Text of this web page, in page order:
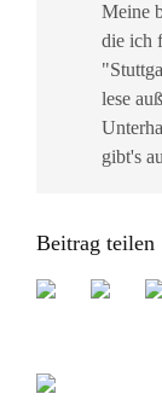
Meine
die ich
lese
gibt's
Beitrag teilen